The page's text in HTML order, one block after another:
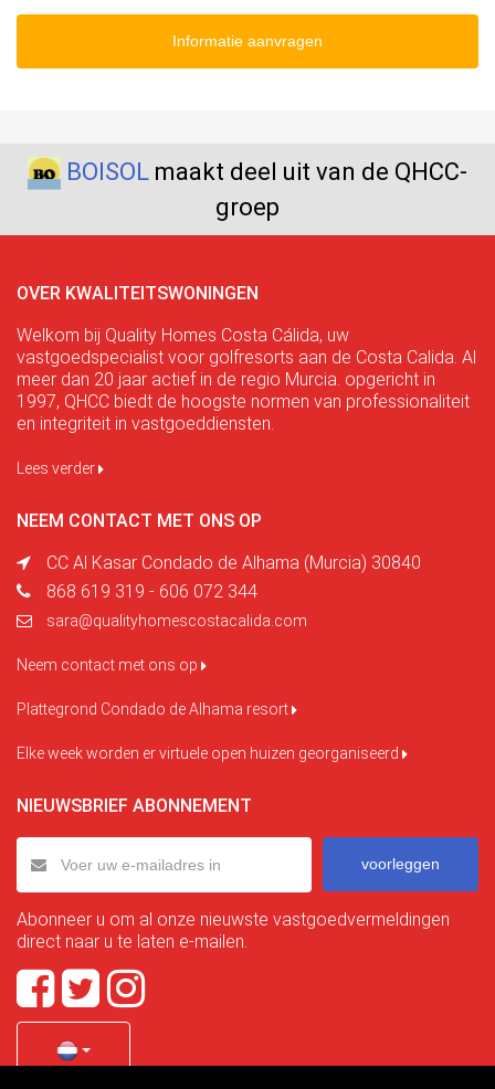
Informatie aanvragen
BOISOL maakt deel uit van de QHCC-
groep
OVER KWALITEITSWONINGEN
Welkom bij Quality Homes Costa Cálida, uw
vastgoedspecialist voor golfresorts aan de Costa Calida. Al
meer dan 20 jaar actief in de regio Murcia. opgericht in
1997, QHCC biedt de hoogste normen van professionaliteit
en integriteit in vastgoeddiensten.
Lees verder
NEEM CONTACT MET ONS OP
CC Al Kasar Condado de Alhama (Murcia) 30840
868 619 319 - 606 072 344
sara@qualityhomescostacalida.com
Neem contact met ons op
Plattegrond Condado de Alhama resort
Elke week worden er virtuele open huizen georganiseerd
NIEUWSBRIEF ABONNEMENT
voorleggen
Abonneer u om al onze nieuwste vastgoedvermeldingen
direct naar u te laten e-mailen.